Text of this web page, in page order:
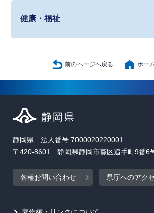
健康・福祉
前のページへ戻る ホー
静岡県 法人番号 7000020220001
〒420-8601 静岡県静岡市葵区追手町9番6
各種お問い合わせ 県庁へのアク